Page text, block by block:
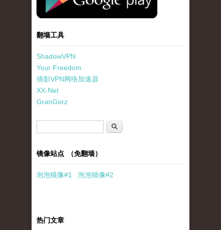
翻墙工具
ShadowVPN
Your Freedom
倩影VPN网络加速器
XX-Net
GranGorz
搜索
镜像站点 （免翻墙）
泡泡镜像#1 泡泡镜像#2
热门文章